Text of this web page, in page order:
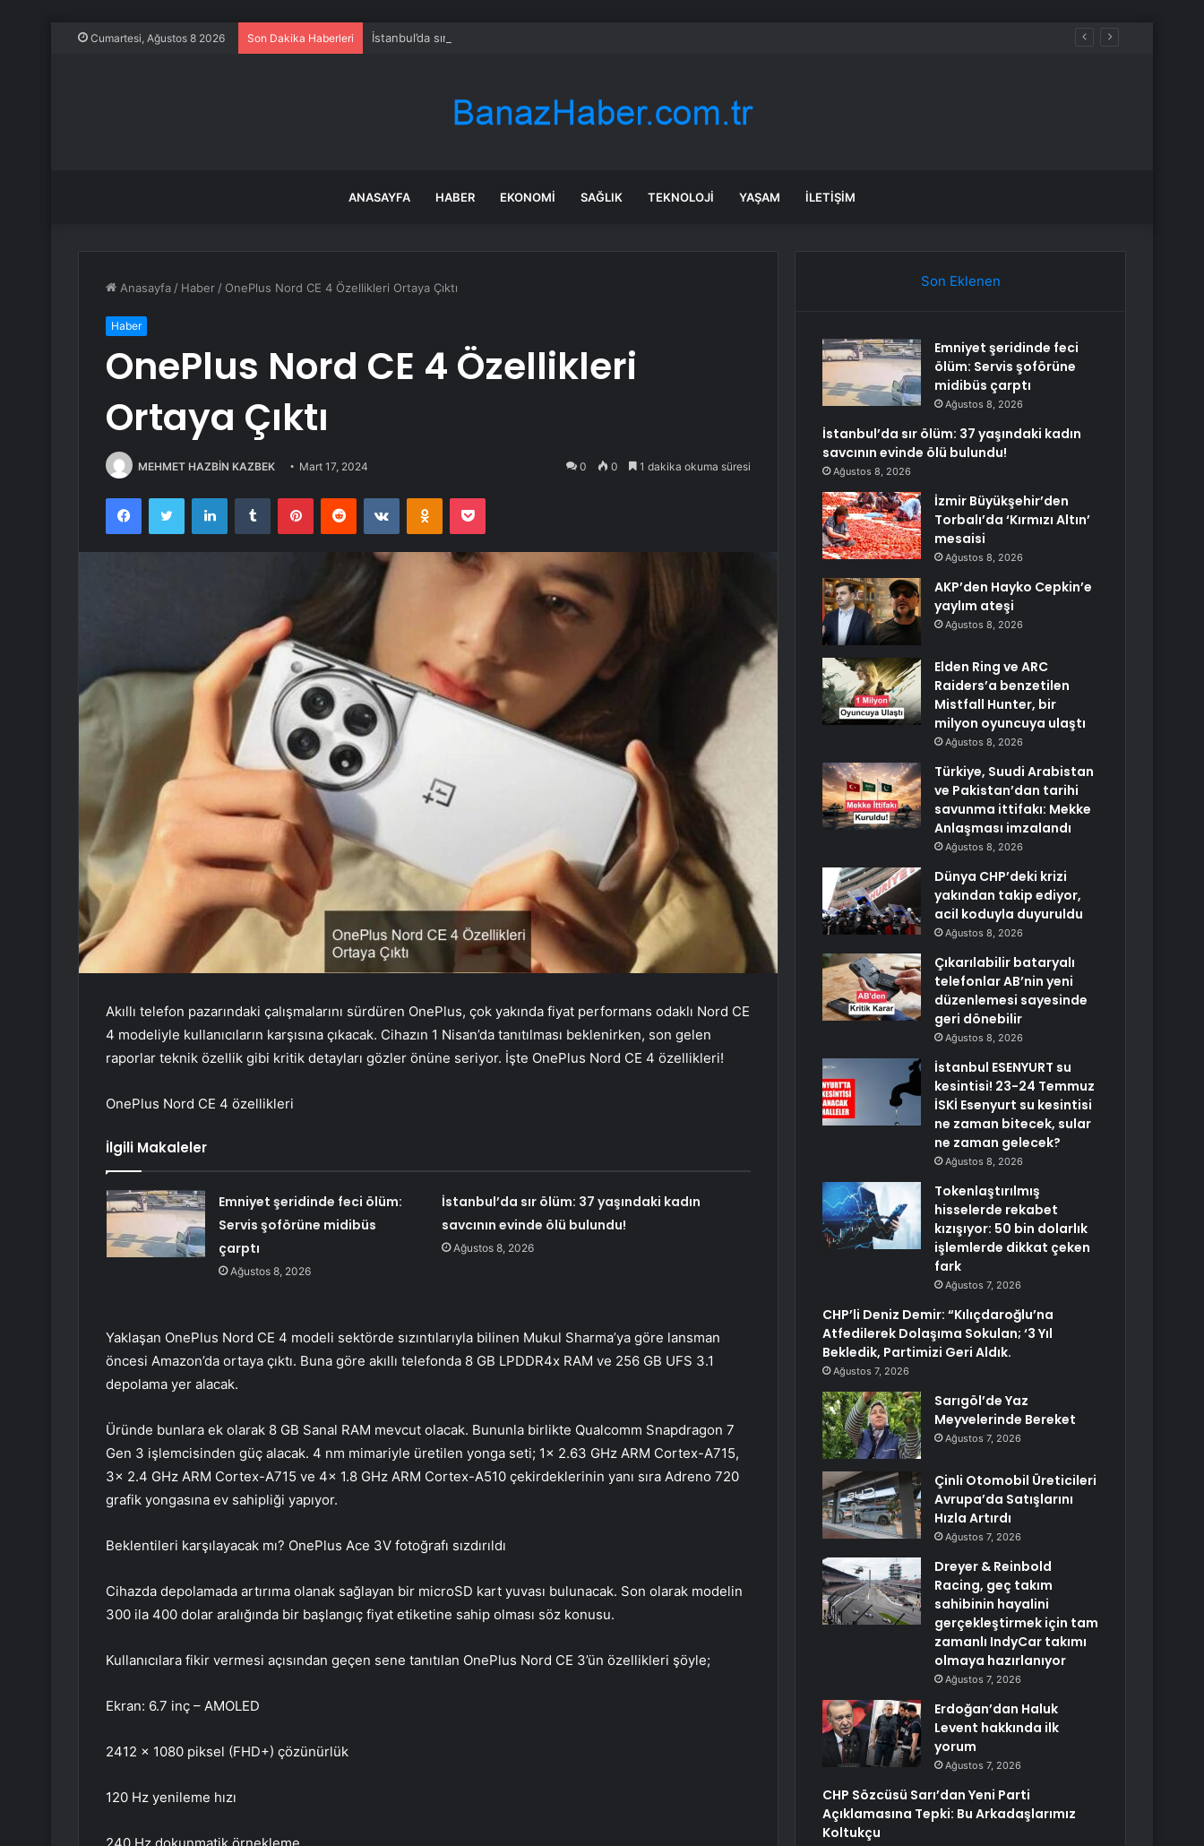
Cumartesi, Ağustos 8 2026 Son Dakika Haberleri İstanbul’da sır ölüm: 37 yaşındaki kadın savcının evinde ölü bulundu!
ANASAYFA HABER EKONOMI SAĞLIK TEKNOLOJI YAŞAM İLETIŞIM
Anasayfa / Haber / OnePlus Nord CE 4 Özellikleri Ortaya Çıktı
Haber
OnePlus Nord CE 4 Özellikleri
Ortaya Çıktı
MEHMET HAZBİN KAZBEK Mart 17, 2024 0 0 1 dakika okuma süresi
FacebookTwitter LinkedInTumblr PinterestReddit VKontakteOdnoklassniki
Pocket
Akıllı telefon pazarındaki çalışmalarını sürdüren OnePlus, çok yakında fiyat performans odaklı Nord CE
4 modeliyle kullanıcıların karşısına çıkacak. Cihazın 1 Nisan’da tanıtılması beklenirken, son gelen
raporlar teknik özellik gibi kritik detayları gözler önüne seriyor. İşte OnePlus Nord CE 4 özellikleri!
OnePlus Nord CE 4 özellikleri
İlgili Makaleler
Emniyet şeridinde feci ölüm:
Servis şoförüne midibüs
çarptı
Ağustos 8, 2026
İstanbul’da sır ölüm: 37 yaşındaki kadın
savcının evinde ölü bulundu!
Ağustos 8, 2026
Yaklaşan OnePlus Nord CE 4 modeli sektörde sızıntılarıyla bilinen Mukul Sharma’ya göre lansman
öncesi Amazon’da ortaya çıktı. Buna göre akıllı telefonda 8 GB LPDDR4x RAM ve 256 GB UFS 3.1
depolama yer alacak.
Üründe bunlara ek olarak 8 GB Sanal RAM mevcut olacak. Bununla birlikte Qualcomm Snapdragon 7
Gen 3 işlemcisinden güç alacak. 4 nm mimariyle üretilen yonga seti; 1x 2.63 GHz ARM Cortex-A715,
3x 2.4 GHz ARM Cortex-A715 ve 4x 1.8 GHz ARM Cortex-A510 çekirdeklerinin yanı sıra Adreno 720
grafik yongasına ev sahipliği yapıyor.
Beklentileri karşılayacak mı? OnePlus Ace 3V fotoğrafı sızdırıldı
Cihazda depolamada artırıma olanak sağlayan bir microSD kart yuvası bulunacak. Son olarak modelin
300 ila 400 dolar aralığında bir başlangıç fiyat etiketine sahip olması söz konusu.
Kullanıcılara fikir vermesi açısından geçen sene tanıtılan OnePlus Nord CE 3’ün özellikleri şöyle;
Ekran: 6.7 inç – AMOLED
2412 x 1080 piksel (FHD+) çözünürlük
120 Hz yenileme hızı
Son Eklenen
Emniyet şeridinde feci
ölüm: Servis şoförüne
midibüs çarptı
Ağustos 8, 2026
İstanbul’da sır ölüm: 37 yaşındaki kadın
savcının evinde ölü bulundu!
Ağustos 8, 2026
İzmir Büyükşehir’den
Torbalı’da ‘Kırmızı Altın’
mesaisi
Ağustos 8, 2026
AKP’den Hayko Cepkin’e
yaylım ateşi
Ağustos 8, 2026
Elden Ring ve ARC
Raiders’a benzetilen
Mistfall Hunter, bir
milyon oyuncuya ulaştı
Ağustos 8, 2026
Türkiye, Suudi Arabistan
ve Pakistan’dan tarihi
savunma ittifakı: Mekke
Anlaşması imzalandı
Ağustos 8, 2026
Dünya CHP’deki krizi
yakından takip ediyor,
acil koduyla duyuruldu
Ağustos 8, 2026
Çıkarılabilir bataryalı
telefonlar AB’nin yeni
düzenlemesi sayesinde
geri dönebilir
Ağustos 8, 2026
İstanbul ESENYURT su
kesintisi! 23-24 Temmuz
İSKİ Esenyurt su kesintisi
ne zaman bitecek, sular
ne zaman gelecek?
Ağustos 8, 2026
Tokenlaştırılmış
hisselerde rekabet
kızışıyor: 50 bin dolarlık
işlemlerde dikkat çeken
fark
Ağustos 7, 2026
CHP’li Deniz Demir: “Kılıçdaroğlu’na
Atfedilerek Dolaşıma Sokulan; ‘3 Yıl
Bekledik, Partimizi Geri Aldık.
Ağustos 7, 2026
Sarıgöl’de Yaz
Meyvelerinde Bereket
Ağustos 7, 2026
Çinli Otomobil Üreticileri
Avrupa’da Satışlarını
Hızla Artırdı
Ağustos 7, 2026
Dreyer & Reinbold
Racing, geç takım
sahibinin hayalini
gerçekleştirmek için tam
zamanlı IndyCar takımı
olmaya hazırlanıyor
Ağustos 7, 2026
Erdoğan’dan Haluk
Levent hakkında ilk
yorum
Ağustos 7, 2026
CHP Sözcüsü Sarı’dan Yeni Parti
Açıklamasına Tepki: Bu Arkadaşlarımız
Koltukçu